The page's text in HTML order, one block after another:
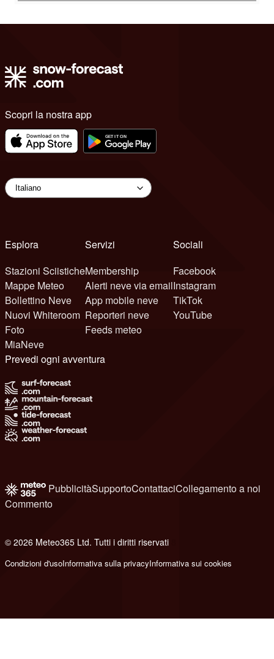
Scopri la nostra app
Esplora
Stazioni Sciistiche
Mappe Meteo
Bollettino Neve
Nuovi Whiteroom
Foto
MiaNeve
Servizi
Membership
Alerti neve via email
App mobile neve
Reporteri neve
Feeds meteo
Sociali
Facebook
Instagram
TikTok
YouTube
Prevedi ogni avventura
PubblicitàSupportoContattaciCollegamento a noi
Commento
© 2026 Meteo365 Ltd. Tutti i diritti riservati
Condizioni d'usoInformativa sulla privacyInformativa sui cookies